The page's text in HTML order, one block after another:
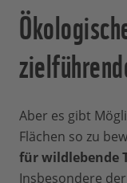
Aber es gibt
Flächen so zu
für wildlebende
Insbesondere